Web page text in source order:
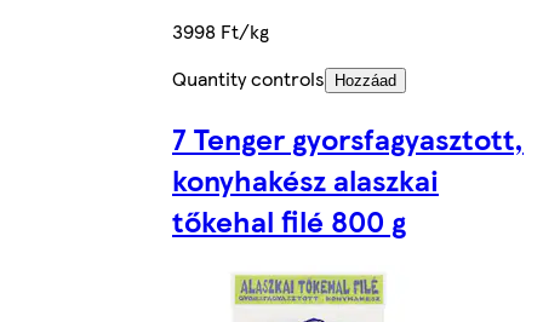
3998 Ft/kg
Quantity controls
Hozzáad
7 Tenger gyorsfagyasztott,
konyhakész alaszkai
tőkehal filé 800 g